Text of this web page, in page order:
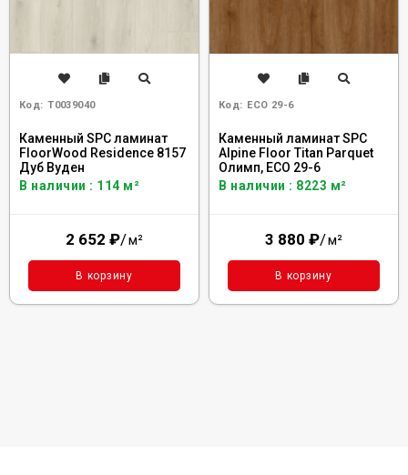
Код: Т0039040
Каменный SPC ламинат
FloorWood Residence 8157
Дуб Вуден
В наличии : 114 м²
2 652 ₽/м²
В корзину
Код: ECO 29-6
Каменный ламинат SPC
Alpine Floor Titan Parquet
Олимп, ЕСО 29-6
В наличии : 8223 м²
3 880 ₽/м²
В корзину